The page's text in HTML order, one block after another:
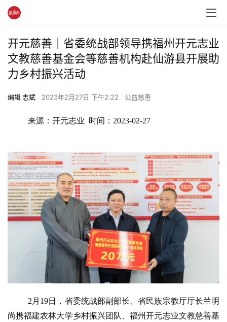
开元慈善｜省委统战部领导携福州开元志业
文教慈善基金会等慈善机构赴仙游县开展助
力乡村振兴活动
编辑 志斌 2023年2月27日 下午2:22 公益慈善
来源：开元志业  时间： 2023-02-27
2月19日，省委统战部副部长、省民族宗教厅厅长兰明
尚携福建农林大学乡村振兴团队、福州开元志业文教慈善基